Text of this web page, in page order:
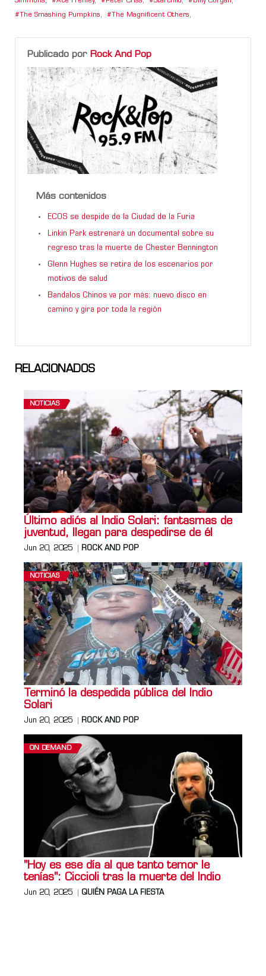
The Smashing Pumpkins, The Magnificent Others,
Publicado por Rock And Pop
Más contenidos
ECOS se despide de la Ciudad de la Furia
Linkin Park estrenará un documental sobre su
regreso tras la muerte de Chester Bennington
Glenn Hughes se retira de los escenarios por
motivos de salud
Bandalos Chinos va por más: nuevo disco en
camino y gira por toda la región
RELACIONADOS
NOTICIAS
Último adiós al Indio Solari: fantasmas de
juventud, llegan para despedirse de él
Jun 20, 2025 ROCK AND POP
NOTICIAS
Terminó la despedida pública del Indio
Solari
Jun 20, 2025 ROCK AND POP
ON DEMAND
"Hoy es ese día al que tanto temor le
tenías": Ciccioli tras la muerte del Indio
Jun 20, 2025 QUIÉN PAGA LA FIESTA